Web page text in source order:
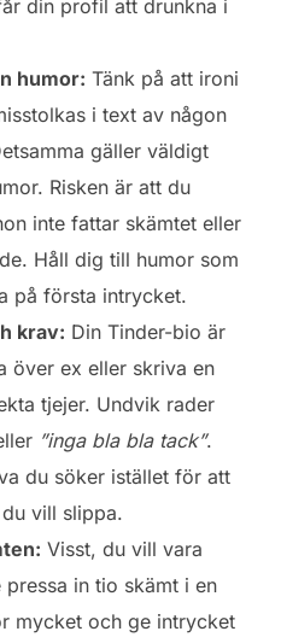
din profil att drunkna i
humor: Tänk på att ironi
i text av någon
gäller väldigt
Risken är att du
inte fattar skämtet eller
Håll dig till humor som
på första intrycket.
krav: Din Tinder-bio är
över ex eller skriva en
tjejer. Undvik rader
”inga bla bla tack”.
du söker istället för att
vill slippa.
Visst, du vill vara
in tio skämt i en
mycket och ge intrycket